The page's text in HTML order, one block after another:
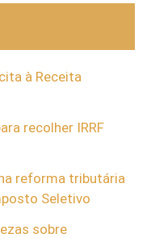
à Receita
recolher IRRF
reforma tributária
Seletivo
sobre